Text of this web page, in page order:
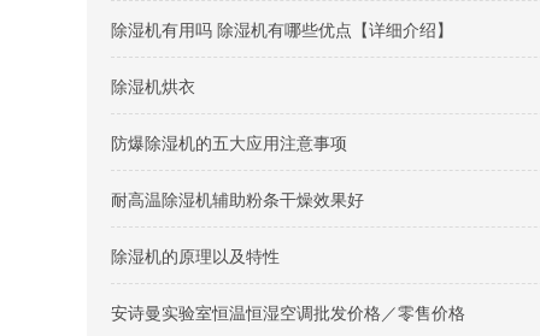
除湿机有用吗 除湿机有哪些优点【详细介绍】
除湿机烘衣
防爆除湿机的五大应用注意事项
耐高温除湿机辅助粉条干燥效果好
除湿机的原理以及特性
安诗曼实验室恒温恒湿空调批发价格／零售价格